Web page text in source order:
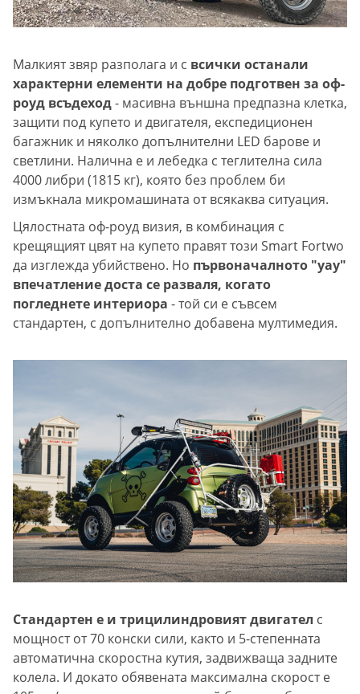
Малкият звяр разполага и с всички останали
характерни елементи на добре подготвен за оф-
роуд всъдеход- масивна външна предпазна клетка,
защити под купето и двигателя, експедиционен
багажник и няколко допълнителни LED барове и
светлини. Налична е и лебедка с теглителна сила
4000 либри (1815 кг), която без проблем би
измъкнала микромашината от всякаква ситуация.
Цялостната оф-роуд визия, в комбинация с
крещящият цвят на купето правят този Smart Fortwo
да изглежда убийствено. Но първоначалното "уау"
впечатление доста се разваля, когато
погледнете интериора - той си е съвсем
стандартен, с допълнително добавена мултимедия.
Стандартен е и трицилиндровият двигател с
мощност от 70 конски сили, както и 5-степенната
автоматична скоростна кутия, задвижваща задните
колела. И докато обявената максимална скорост е